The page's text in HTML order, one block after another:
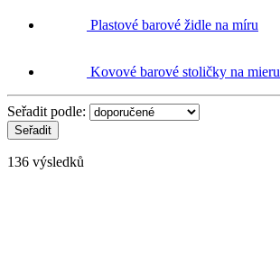
Plastové barové židle na míru
Kovové barové stoličky na mieru
Seřadit podle:
136 výsledků